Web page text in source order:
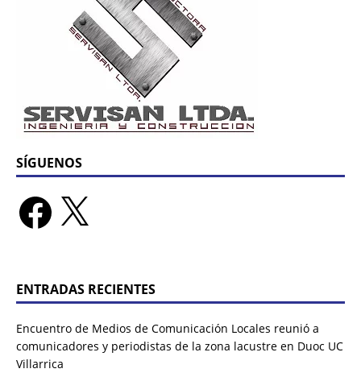
SÍGUENOS
ENTRADAS RECIENTES
Encuentro de Medios de Comunicación Locales reunió a
comunicadores y periodistas de la zona lacustre en Duoc UC
Villarrica